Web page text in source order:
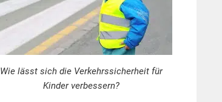
Wie lässt sich die Verkehrssicherheit für
Kinder verbessern?